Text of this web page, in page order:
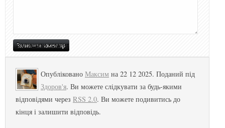
Опубліковано Максим на 22 12 2025. Поданий під
Здоров'я. Ви можете слідкувати за будь-якими
відповідями через RSS 2.0. Ви можете подивитись до
кінця і залишити відповідь.